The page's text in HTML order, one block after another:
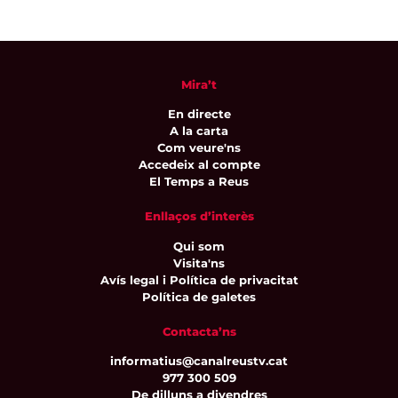
Mira’t
En directe
A la carta
Com veure'ns
Accedeix al compte
El Temps a Reus
Enllaços d’interès
Qui som
Visita'ns
Avís legal i Política de privacitat
Política de galetes
Contacta’ns
informatius@canalreustv.cat
977 300 509
De dilluns a divendres